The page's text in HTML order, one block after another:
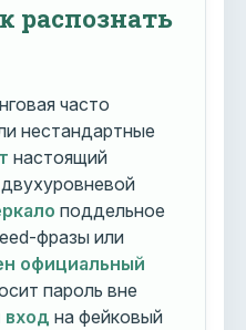
распознать
часто
нестандартные
настоящий
поддельное
фразы или
официальный
пароль вне
вход на фейковый